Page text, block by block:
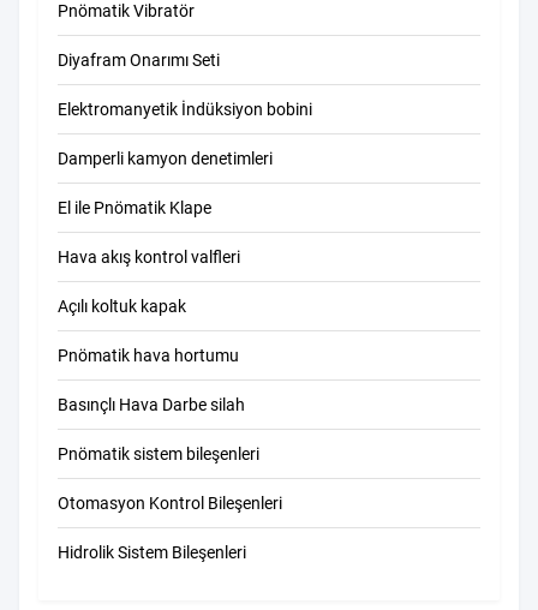
Pnömatik Vibratör
Diyafram Onarımı Seti
Elektromanyetik İndüksiyon bobini
Damperli kamyon denetimleri
El ile Pnömatik Klape
Hava akış kontrol valfleri
Açılı koltuk kapak
Pnömatik hava hortumu
Basınçlı Hava Darbe silah
Pnömatik sistem bileşenleri
Otomasyon Kontrol Bileşenleri
Hidrolik Sistem Bileşenleri